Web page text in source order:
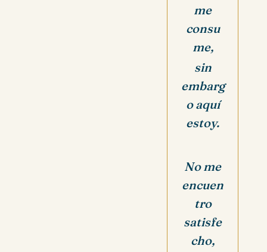
me
consu
me,
sin
embarg
o aquí
estoy.
No me
encuen
tro
satisfe
cho,